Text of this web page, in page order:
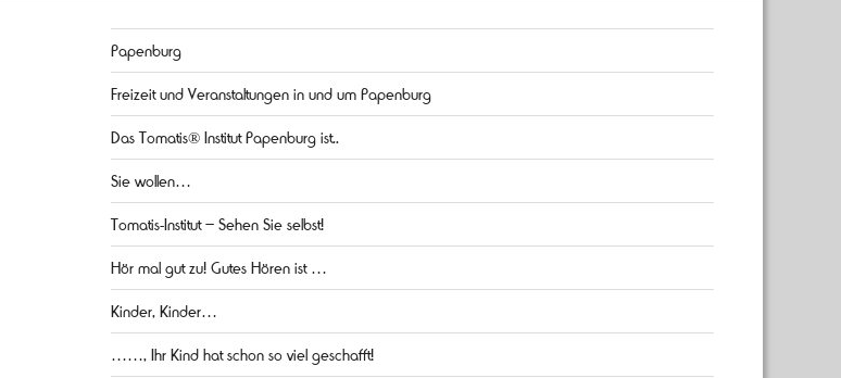
Papenburg
Freizeit und Veranstaltungen in und um Papenburg
Das Tomatis® Institut Papenburg ist..
Sie wollen…
Tomatis-Institut – Sehen Sie selbst!
Hör mal gut zu! Gutes Hören ist …
Kinder, Kinder…
……, Ihr Kind hat schon so viel geschafft!